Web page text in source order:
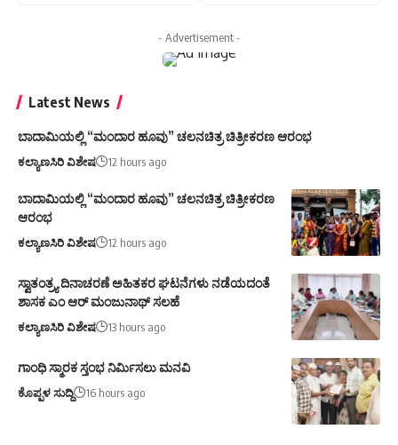
- Advertisement -
Latest News
ಬಾದಾಮಿಯಲ್ಲಿ “ಮಂದಾರ ಹೂವು” ಚಲನಚಿತ್ರ ಚಿತ್ರೀಕರಣ ಆರಂಭ
ಕಲ್ಯಾಣಸಿರಿ ವಿಶೇಷ 12 hours ago
ಬಾದಾಮಿಯಲ್ಲಿ “ಮಂದಾರ ಹೂವು” ಚಲನಚಿತ್ರ ಚಿತ್ರೀಕರಣ
ಆರಂಭ
ಕಲ್ಯಾಣಸಿರಿ ವಿಶೇಷ 12 hours ago
ಸ್ವಾತಂತ್ರ್ಯ ದಿನಾಚರಣೆ ಅಹಿತಕರ ಘಟನೆಗಳು ನಡೆಯದಂತೆ
ಶಾಸಕ ಎಂ ಆರ್ ಮಂಜುನಾಥ್ ಸಲಹೆ
ಕಲ್ಯಾಣಸಿರಿ ವಿಶೇಷ 13 hours ago
ಗಾಂಧಿ ಸ್ಮಾರಕ ಸ್ತಂಭ ನಿರ್ಮಿಸಲು ಮನವಿ
ಕೊಪ್ಪಳ ಸುದ್ದಿ 16 hours ago